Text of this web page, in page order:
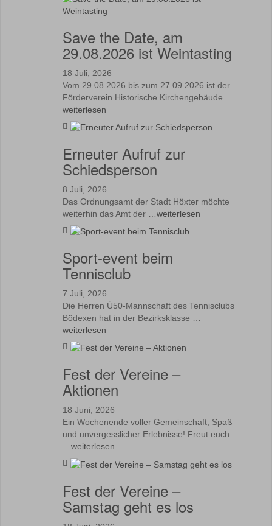
Save the Date, am
29.08.2026 ist Weintasting
18 Juli, 2026
Vom 29.08.2026 bis zum 27.09.2026 ist der
Förderverein Historische Kirchengebäude …
weiterlesen
Erneuter Aufruf zur
Schiedsperson
8 Juli, 2026
Das Ordnungsamt der Stadt Höxter möchte
weiterhin das Amt der … weiterlesen
Sport-event beim
Tennisclub
7 Juli, 2026
Die Herren Ü50-Mannschaft des Tennisclubs
Bödexen hat in der Bezirksklasse …
weiterlesen
Fest der Vereine –
Aktionen
18 Juni, 2026
Ein Wochenende voller Gemeinschaft, Spaß
und unvergesslicher Erlebnisse! Freut euch
…weiterlesen
Fest der Vereine –
Samstag geht es los